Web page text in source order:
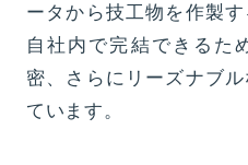
ータから技工物を作製
自社内で完結できるた
密、さらにリーズナブ
ています。